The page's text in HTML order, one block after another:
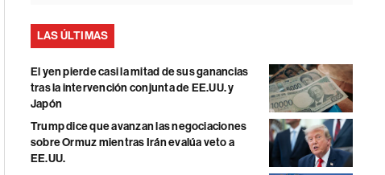
LAS ÚLTIMAS
El yen pierde casi la mitad de sus ganancias
tras la intervención conjunta de EE.UU. y
Japón
Trump dice que avanzan las negociaciones
sobre Ormuz mientras Irán evalúa veto a
EE.UU.